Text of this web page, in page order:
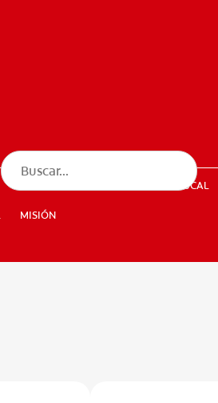
CHEQUEO DE SALUD BUCAL
MISIÓN
CHEQUEO DE SALUD BUCAL